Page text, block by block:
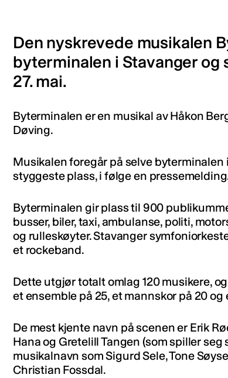
Den nyskrevede musikalen
byterminalen i Stavanger og
27. mai.
Byterminalen er en musikal av Håkon
Døving.
Musikalen foregår på selve byterminalen
styggeste plass, i følge en
Byterminalen gir plass til 900
busser, biler, taxi, ambulanse, politi,
og rulleskøyter. Stavanger
et rockeband.
Dette utgjør totalt omlag 120 musikere,
et ensemble på 25, et mannskor på 20
De mest kjente navn på scenen er Erik
Hana og Gretelill Tangen (som spiller
musikalnavn som Sigurd Sele, Tone
Christian Fossdal.